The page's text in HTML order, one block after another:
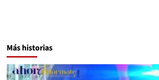
Más historias